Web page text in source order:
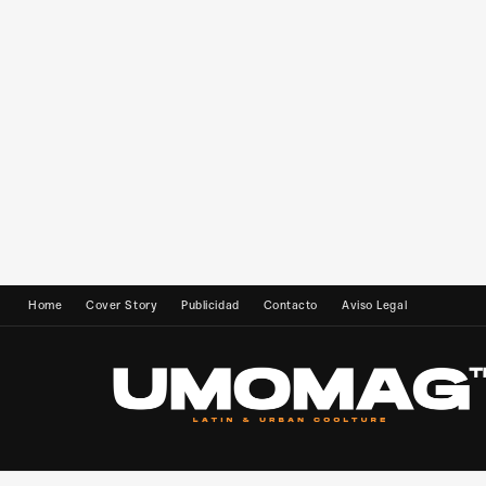
Home Cover Story Publicidad Contacto Aviso Legal